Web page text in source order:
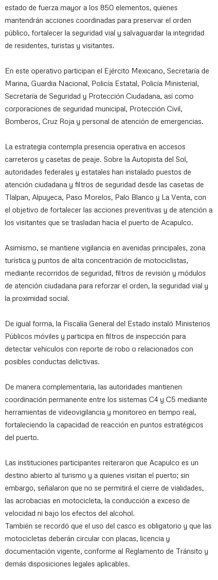
estado de fuerza mayor a los 850 elementos, quienes
mantendrán acciones coordinadas para preservar el orden
público, fortalecer la seguridad vial y salvaguardar la integridad
de residentes, turistas y visitantes.
En este operativo participan el Ejército Mexicano, Secretaría de
Marina, Guardia Nacional, Policía Estatal, Policía Ministerial,
Secretaría de Seguridad y Protección Ciudadana, así como
corporaciones de seguridad municipal, Protección Civil,
Bomberos, Cruz Roja y personal de atención de emergencias.
La estrategia contempla presencia operativa en accesos
carreteros y casetas de peaje. Sobre la Autopista del Sol,
autoridades federales y estatales han instalado puestos de
atención ciudadana y filtros de seguridad desde las casetas de
Tlalpan, Alpuyeca, Paso Morelos, Palo Blanco y La Venta, con
el objetivo de fortalecer las acciones preventivas y de atención a
los visitantes que se trasladan hacia el puerto de Acapulco.
Asimismo, se mantiene vigilancia en avenidas principales, zona
turística y puntos de alta concentración de motociclistas,
mediante recorridos de seguridad, filtros de revisión y módulos
de atención ciudadana para reforzar el orden, la seguridad vial y
la proximidad social.
De igual forma, la Fiscalía General del Estado instaló Ministerios
Públicos móviles y participa en filtros de inspección para
detectar vehículos con reporte de robo o relacionados con
posibles conductas delictivas.
De manera complementaria, las autoridades mantienen
coordinación permanente entre los sistemas C4 y C5 mediante
herramientas de videovigilancia y monitoreo en tiempo real,
fortaleciendo la capacidad de reacción en puntos estratégicos
del puerto.
Las instituciones participantes reiteraron que Acapulco es un
destino abierto al turismo y a quienes visitan el puerto; sin
embargo, señalaron que no se permitirá el cierre de vialidades,
las acrobacias en motocicleta, la conducción a exceso de
velocidad ni bajo los efectos del alcohol.
También se recordó que el uso del casco es obligatorio y que las
motocicletas deberán circular con placas, licencia y
documentación vigente, conforme al Reglamento de Tránsito y
demás disposiciones legales aplicables.